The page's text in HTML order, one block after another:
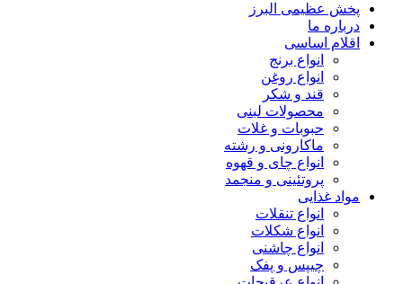
پخش عظیمی البرز
درباره ما
اقلام اساسی
انواع برنج
انواع روغن
قند و شکر
محصولات لبنی
حبوبات و غلات
ماکارونی و رشته
انواع چای و قهوه
پروتئینی و منجمد
مواد غذایی
انواع تنقلات
انواع شکلات
انواع چاشنی
چیپس و پفک